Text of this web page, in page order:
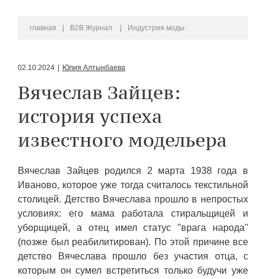
главная B2B Журнал Индустрия моды
02.10.2024 Юлия Алтынбаева
Вячеслав Зайцев:
история успеха
известного модельера
Вячеслав Зайцев родился 2 марта 1938 года в
Иваново, которое уже тогда считалось текстильной
столицей. Детство Вячеслава прошло в непростых
условиях: его мама работала стиральщицей и
уборщицей, а отец имел статус "врага народа"
(позже был реабилитирован). По этой причине все
детство Вячеслава прошло без участия отца, с
которым он сумел встретиться только будучи уже